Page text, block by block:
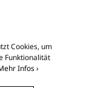
Cookies, um
Funktionalität
Infos ›